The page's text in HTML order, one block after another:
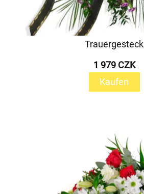
Trauergesteck
1 979 CZK
Kaufen